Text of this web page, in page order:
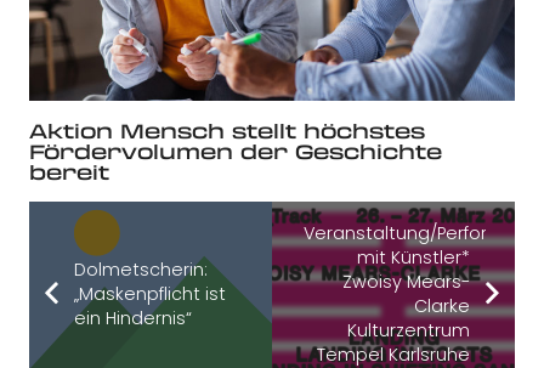
Aktion Mensch stellt höchstes
Fördervolumen der Geschichte
bereit
Dolmetscherin:
„Maskenpflicht ist
ein Hindernis“
Veranstaltung/
mit Künstler*
Zwoisy Mears-
Clarke
Kulturzentrum
Tempel Karlsruhe